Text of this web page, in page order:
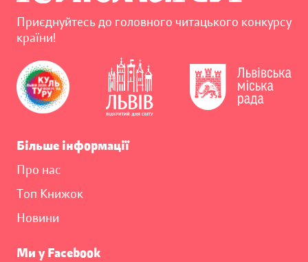
Приєднуйтесь до головного читацького конкурсу
країни!
Більше інформації
Про нас
Топ Книжок
Новини
Ми у Facebook